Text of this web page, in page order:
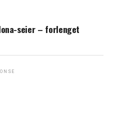
seier – forlenget